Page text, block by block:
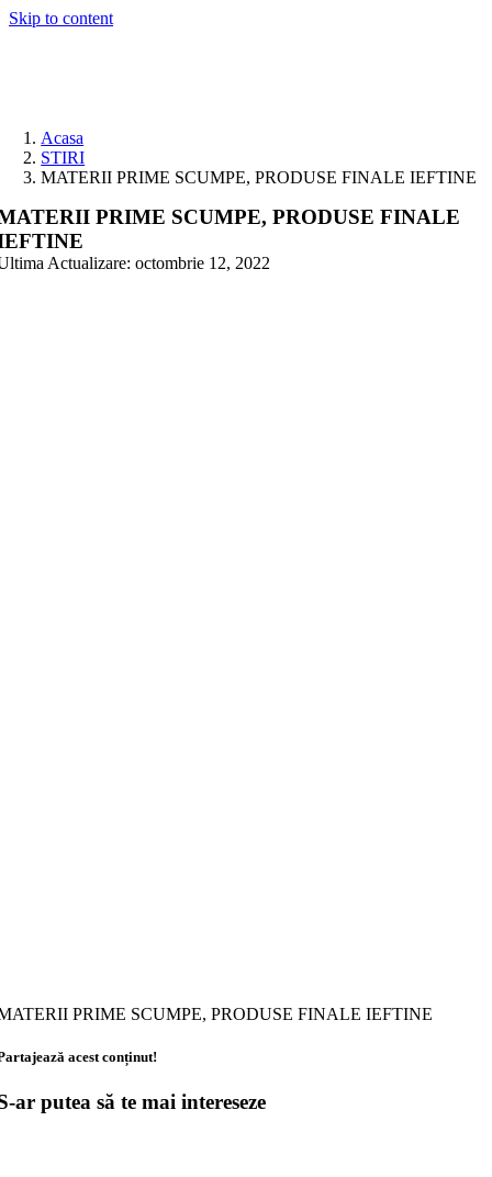
Skip to content
Acasa
STIRI
MATERII PRIME SCUMPE, PRODUSE FINALE IEFTINE
PRIME SCUMPE, PRODUSE FINALE
Actualizare: octombrie 12, 2022
PRIME SCUMPE, PRODUSE FINALE IEFTINE
acest conținut!
ar putea să te mai intereseze